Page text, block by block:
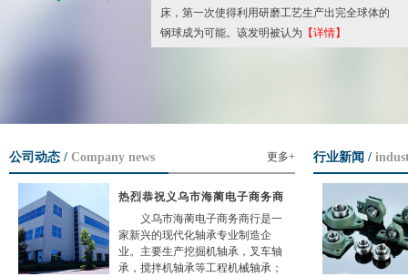
床，第一次使得利用研磨工艺生产出完全球体的
钢球成为可能。该发明被认为 【详情】
公司动态 / Company news 更多+
热烈恭祝义乌市海蔺电子商务商
义乌市海蔺电子商务商行是一
家新兴的现代化轴承专业制造企
业。主要生产挖掘机轴承，叉车轴
承，搅拌机轴承等工程机械轴承；
行业新闻 /